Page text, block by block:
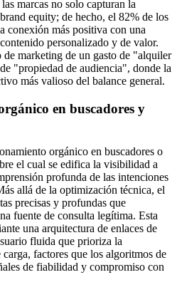
marcas no solo capturan la
equity; de hecho, el 82% de los
conexión más positiva con una
personalizado y de valor.
de marketing de un gasto de "alquiler
"propiedad de audiencia", donde la
más valioso del balance general.
en buscadores y
orgánico en buscadores o
el cual se edifica la visibilidad a
profunda de las intenciones
allá de la optimización técnica, el
precisas y profundas que
fuente de consulta legítima. Esta
una arquitectura de enlaces de
fluida que prioriza la
factores que los algoritmos de
de fiabilidad y compromiso con